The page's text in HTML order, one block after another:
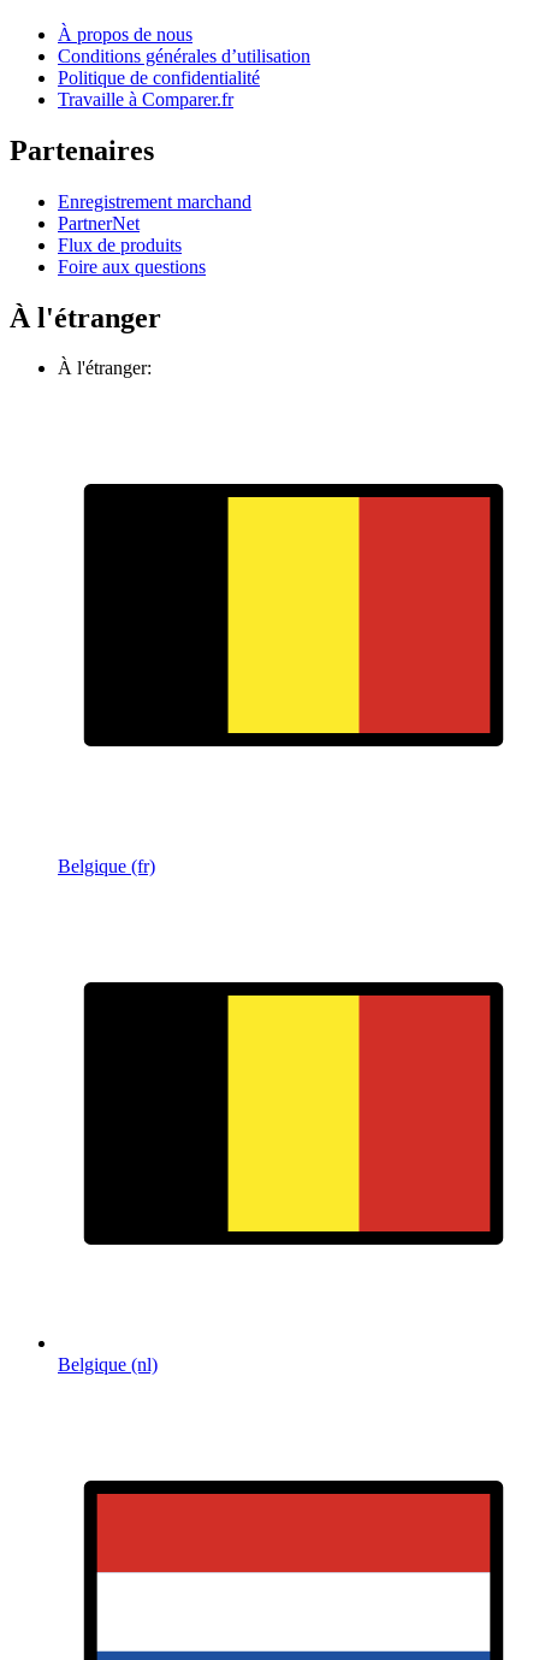
À propos de nous
Conditions générales d’utilisation
Politique de confidentialité
Travaille à Comparer.fr
Partenaires
Enregistrement marchand
PartnerNet
Flux de produits
Foire aux questions
À l'étranger
À l'étranger:
Belgique (fr)
Belgique (nl)